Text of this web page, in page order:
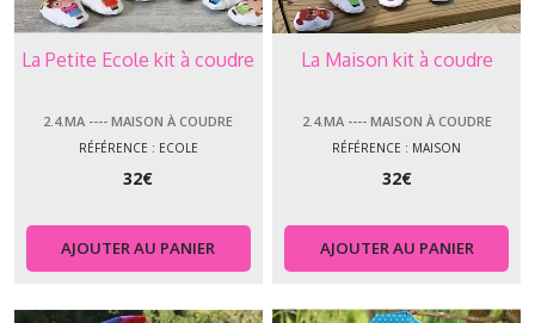
La Petite Ecole kit à coudre
2.4.MA ---- MAISON À COUDRE
RÉFÉRENCE : ECOLE
32€
AJOUTER AU PANIER
La Maison kit à coudre
2.4.MA ---- MAISON À COUDRE
RÉFÉRENCE : MAISON
32€
AJOUTER AU PANIER